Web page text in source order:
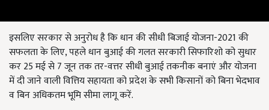
इसलिए सरकार से अनुरोध है कि धान की सीधी बिजाई योजना-2021 की
सफलता के लिए, पहले धान बुआई की गलत सरकारी सिफारिशो को सुधार
कर 25 मई से 7 जून तक तर-वत्तर सीधी बुआई तकनीक बनाएं और योजना
में दी जाने वाली वित्तिय सहायता को प्रदेश के सभी किसानों को बिना भेदभाव
व बिन अधिकतम भूमि सीमा लागू करें.